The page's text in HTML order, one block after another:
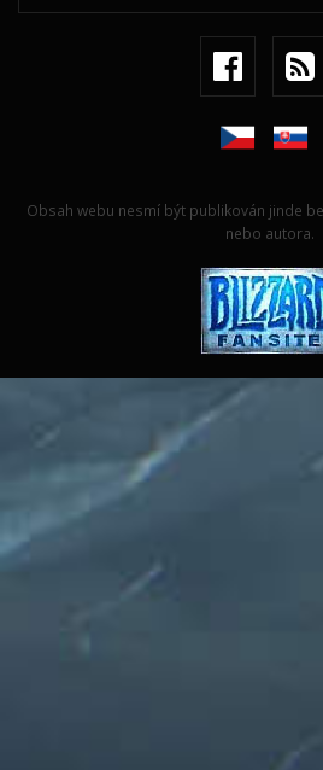
Obsah webu nesmí být publikován jinde
nebo autora.